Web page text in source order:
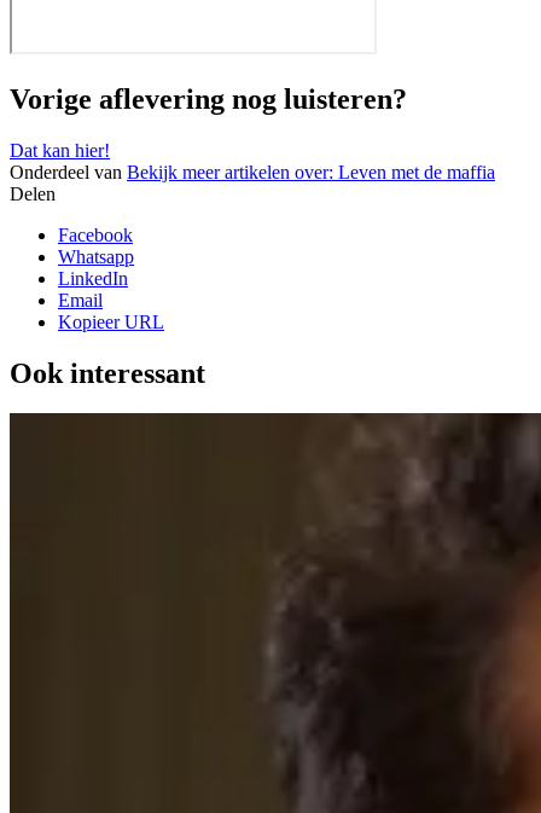
Vorige aflevering nog luisteren?
Dat kan hier!
Onderdeel van Bekijk meer artikelen over: Leven met de maffia
Delen
Facebook
Whatsapp
LinkedIn
Email
Kopieer URL
Ook interessant